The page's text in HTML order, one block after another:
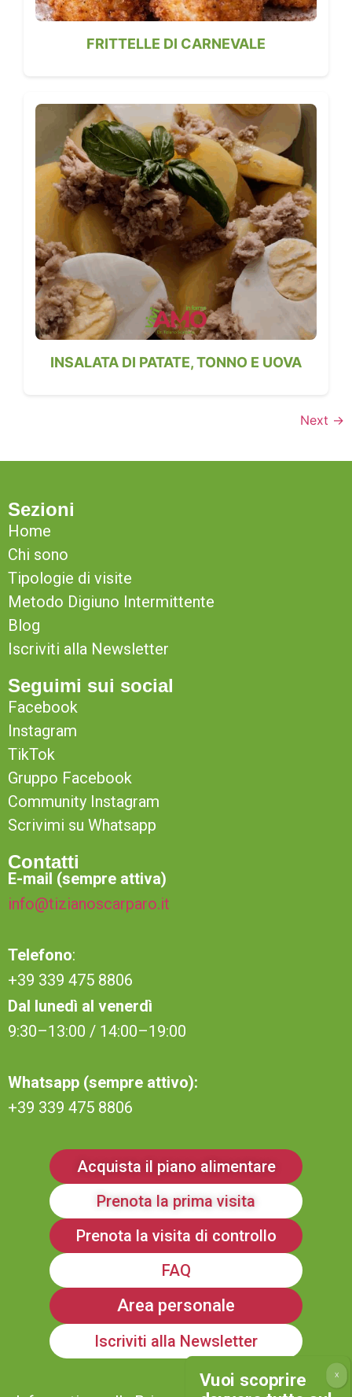
FRITTELLE DI CARNEVALE
INSALATA DI PATATE, TONNO E UOVA
Next →
Sezioni
Home
Chi sono
Tipologie di visite
Metodo Digiuno Intermittente
Blog
Iscriviti alla Newsletter
Seguimi sui social
Facebook
Instagram
TikTok
Gruppo Facebook
Community Instagram
Scrivimi su Whatsapp
Contatti
E-mail (sempre attiva)
info@tizianoscarparo.it
Telefono:
+39 339 475 8806
Dal lunedì al venerdì
9:30–13:00 / 14:00–19:00
Whatsapp (sempre attivo):
+39 339 475 8806
Acquista il piano alimentare
Prenota la prima visita
Prenota la visita di controllo
FAQ
Area personale
Iscriviti alla Newsletter